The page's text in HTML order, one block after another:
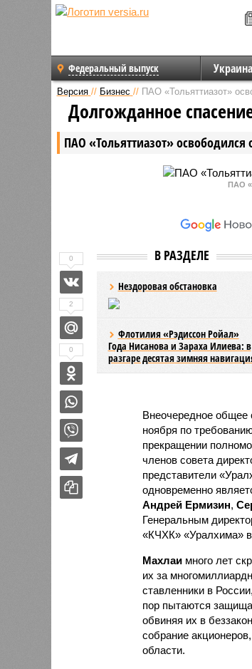
Федеральный выпуск Украина
Версия // Бизнес // ПАО «Тольяттиазот»
ПАО «Тольяттиазот»
Долгожданное
ПАО
В РАЗДЕЛЕ
Нездоровая обстановка
Флотилия «Рэдиссон Ройал»
Года Нисанова и Зараха Илиева: в
разгаре десятая зимняя
Внеочередное общее
ноября по
прекращении
членов совета
представители
одновременно
Андрей Ермизин,
Генеральным
«КЧХК» «Уралхима»
Махлаимного лет
их за
ставленники в
пор пытаются
обвиняя их в
собрание
области.
0
2
0